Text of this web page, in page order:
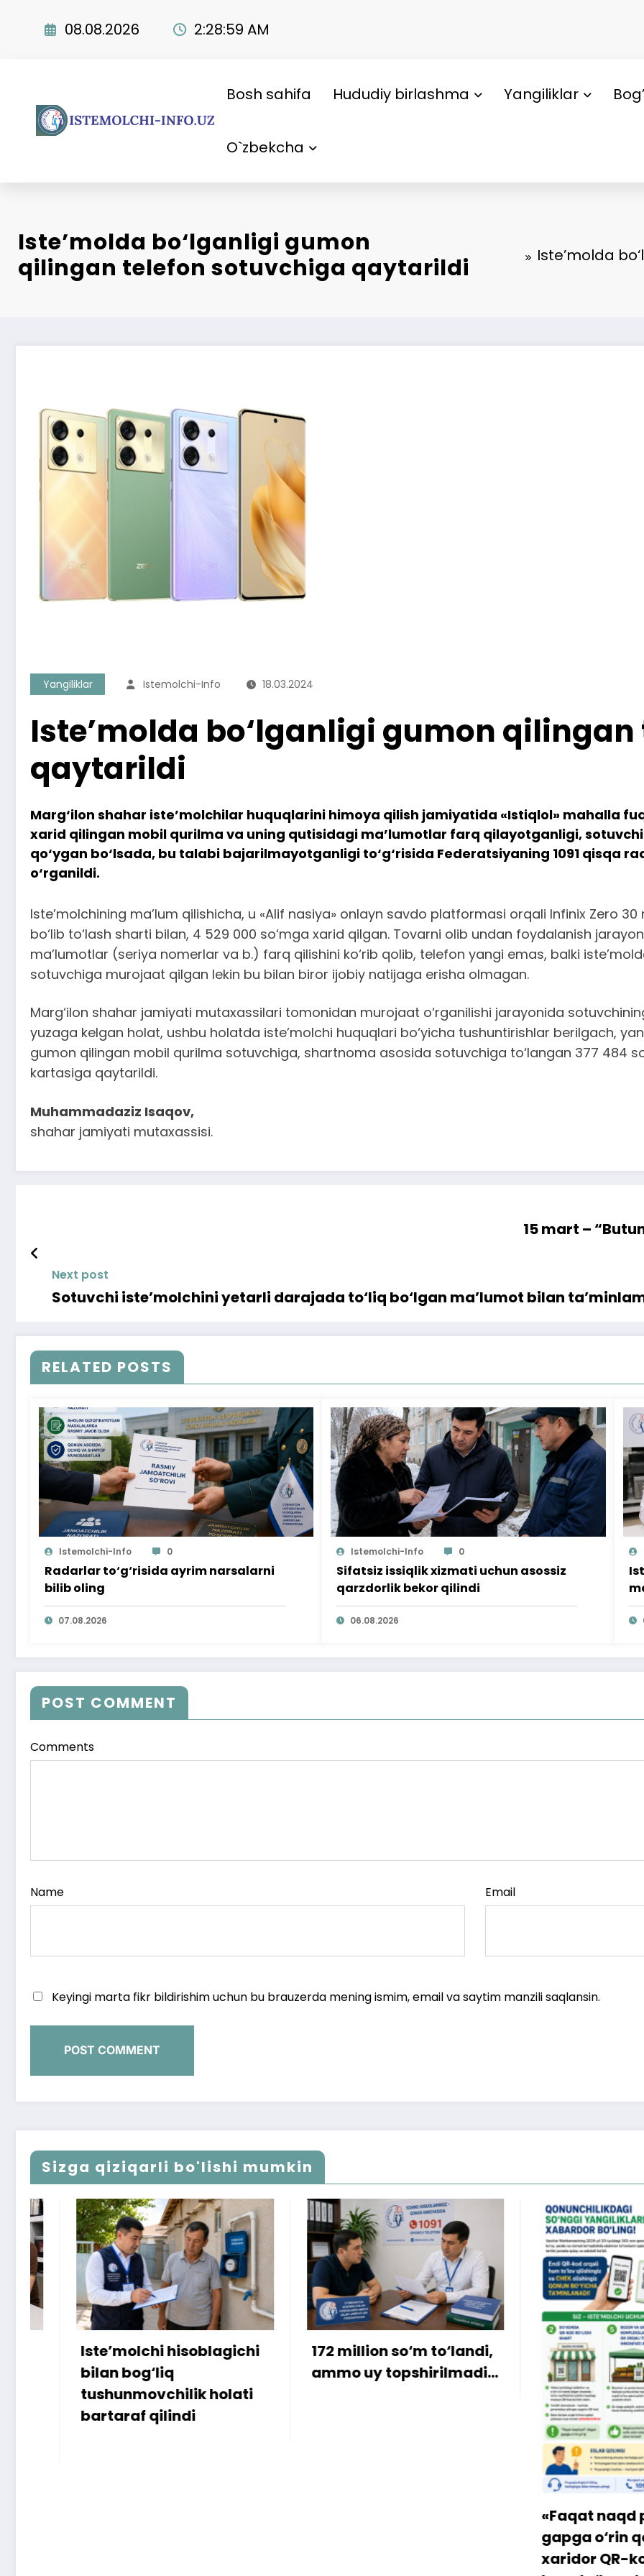
08.08.2026 2:29:00 AM
Bosh sahifa Hududiy birlashma Yangiliklar
O`zbekcha
Iste’molda bo‘lganligi gumon
qilingan telefon sotuvchiga qaytarildi
Iste’molda
Yangiliklar Istemolchi-Info 18.03.2024
Iste’molda bo‘lganligi gumon
qaytarildi
Marg‘ilon shahar iste’molchilar huquqlarini himoya qilish jamiyatida «Istiqlol» mahalla
xarid qilingan mobil qurilma va uning qutisidagi ma’lumotlar farq qilayotganligi,
qo‘ygan bo‘lsada, bu talabi bajarilmayotganligi to‘g‘risida Federatsiyaning 1091 qisqa
o‘rganildi.
Iste’molchining ma’lum qilishicha, u «Alif nasiya» onlayn savdo platformasi orqali Infinix Zero
bo‘lib to‘lash sharti bilan, 4 529 000 so‘mga xarid qilgan. Tovarni olib undan foydalanish
ma’lumotlar (seriya nomerlar va b.) farq qilishini ko‘rib qolib, telefon yangi emas, balki
sotuvchiga murojaat qilgan lekin bu bilan biror ijobiy natijaga erisha olmagan.
Marg‘ilon shahar jamiyati mutaxassilari tomonidan murojaat o‘rganilishi jarayonida
yuzaga kelgan holat, ushbu holatda iste’molchi huquqlari bo‘yicha tushuntirishlar berilgach,
gumon qilingan mobil qurilma sotuvchiga, shartnoma asosida sotuvchiga to‘langan 377 484
kartasiga qaytarildi.
Muhammadaziz Isaqov,
shahar jamiyati mutaxassisi.
15 mart –
Next post
Sotuvchi iste’molchini yetarli darajada to‘liq bo‘lgan ma’lumot bilan
RELATED POSTS
Istemolchi-Info 0
Radarlar to‘g‘risida ayrim narsalarni
bilib oling
07.08.2026
Istemolchi-Info 0
Sifatsiz issiqlik xizmati uchun asossiz
qarzdorlik bekor qilindi
06.08.2026
POST COMMENT
Comments
Name Email
Keyingi marta fikr bildirishim uchun bu brauzerda mening ismim, email va saytim manzili saqlansin.
Sizga qiziqarli bo'lishi mumkin
Iste’molchi hisoblagichi
bilan bog‘liq
tushunmovchilik holati
bartaraf qilindi
172 million so‘m to‘landi,
ammo uy topshirilmadi…
«Faqat naqd pul»
gapga o‘rin
xaridor QR-kod